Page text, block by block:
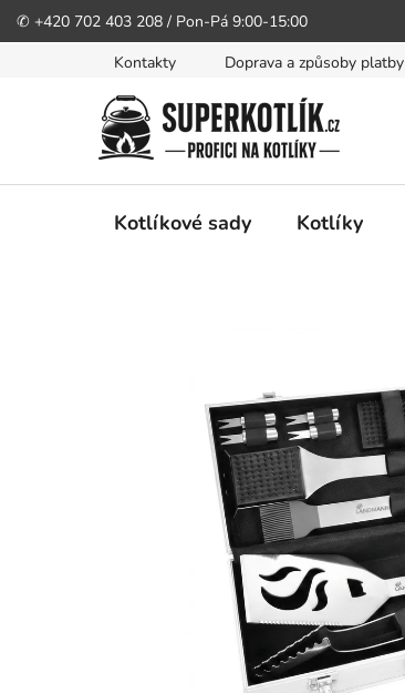
✆ +420 702 403 208 / Pon-Pá 9:00-15:00
Kontakty Doprava a způsoby platby
Kotlíkové sady Kotlíky